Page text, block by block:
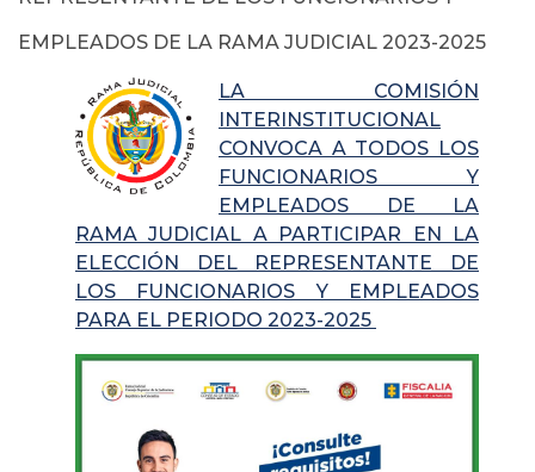
EMPLEADOS DE LA RAMA JUDICIAL 2023-2025
LA COMISIÓN
INTERINSTITUCIONAL
CONVOCA A TODOS LOS
FUNCIONARIOS Y
EMPLEADOS DE LA
RAMA JUDICIAL A PARTICIPAR EN LA
ELECCIÓN DEL REPRESENTANTE DE
LOS FUNCIONARIOS Y EMPLEADOS
PARA EL PERIODO 2023-2025